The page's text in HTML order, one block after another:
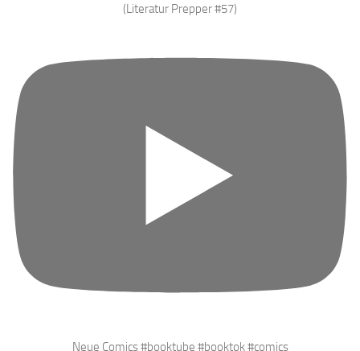
(Literatur Prepper #57)
Neue Comics #booktube #booktok #comics